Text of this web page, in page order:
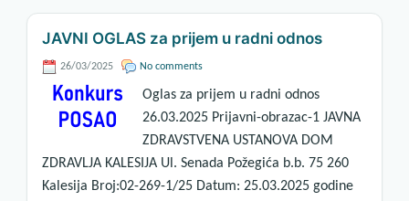
JAVNI OGLAS za prijem u radni odnos
26/03/2025 No comments
Oglas za prijem u radni odnos
26.03.2025 Prijavni-obrazac-1 JAVNA
ZDRAVSTVENA USTANOVA DOM
ZDRAVLJA KALESIJA Ul. Senada Požegića b.b. 75 260
Kalesija Broj:02-269-1/25 Datum: 25.03.2025 godine